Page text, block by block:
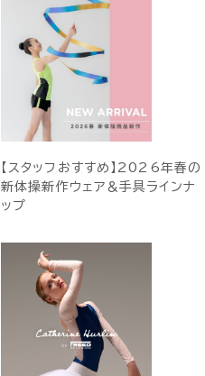
【スタッフおすすめ】2026年春の
新体操新作ウェア＆手具ラインナ
ップ